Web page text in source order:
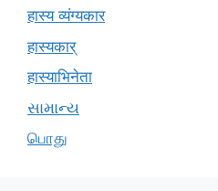
हास्य व्यंग्यकार
हास्यकार्
हास्याभिनेता
સામાન્ય
பொது